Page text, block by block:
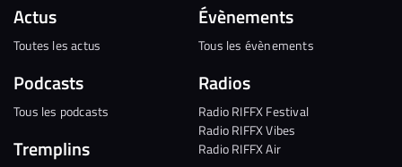
Actus
Toutes les actus
Podcasts
Tous les podcasts
Tremplins
Évènements
Tous les évènements
Radios
Radio RIFFX Festival
Radio RIFFX Vibes
Radio RIFFX Air